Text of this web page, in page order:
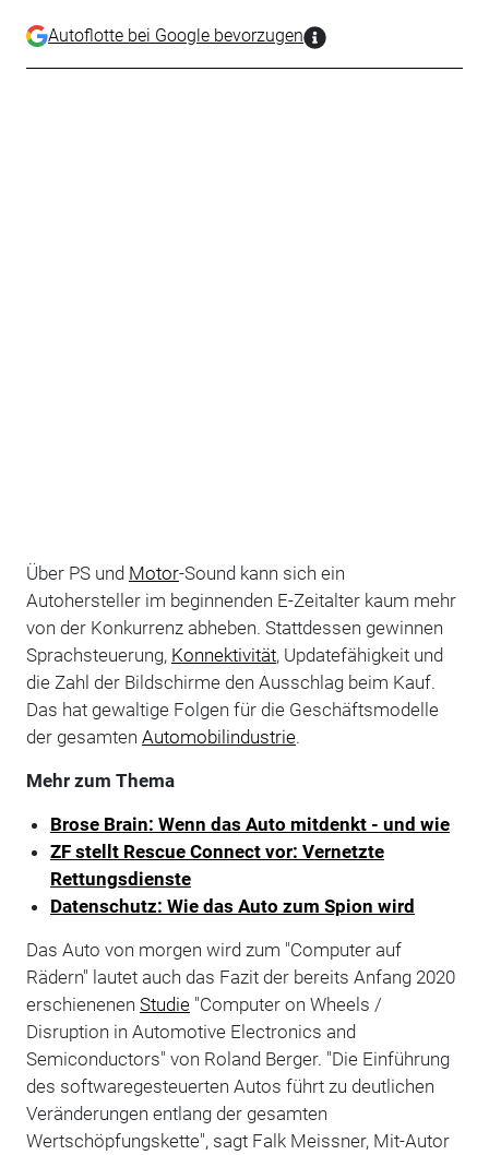
Autoflotte bei Google bevorzugen
Über PS und Motor-Sound kann sich ein
Autohersteller im beginnenden E-Zeitalter kaum mehr
von der Konkurrenz abheben. Stattdessen gewinnen
Sprachsteuerung, Konnektivität, Updatefähigkeit und
die Zahl der Bildschirme den Ausschlag beim Kauf.
Das hat gewaltige Folgen für die Geschäftsmodelle
der gesamten Automobilindustrie.
Mehr zum Thema
Brose Brain: Wenn das Auto mitdenkt - und wie
ZF stellt Rescue Connect vor: Vernetzte
Rettungsdienste
Datenschutz: Wie das Auto zum Spion wird
Das Auto von morgen wird zum "Computer auf
Rädern" lautet auch das Fazit der bereits Anfang 2020
erschienenen Studie"Computer on Wheels /
Disruption in Automotive Electronics and
Semiconductors" von Roland Berger. "Die Einführung
des softwaregesteuerten Autos führt zu deutlichen
Veränderungen entlang der gesamten
Wertschöpfungskette", sagt Falk Meissner, Mit-Autor